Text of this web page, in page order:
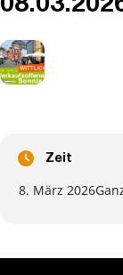
Zeit
8. März 2026